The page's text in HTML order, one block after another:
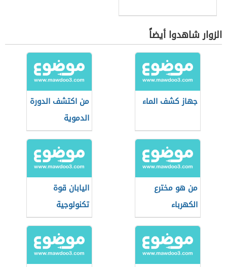
الزوار شاهدوا أيضاً
جهاز كشف الماء
من اكتشف الدورة
الدموية
من هو مخترع
الكهرباء
اليابان قوة
تكنولوجية